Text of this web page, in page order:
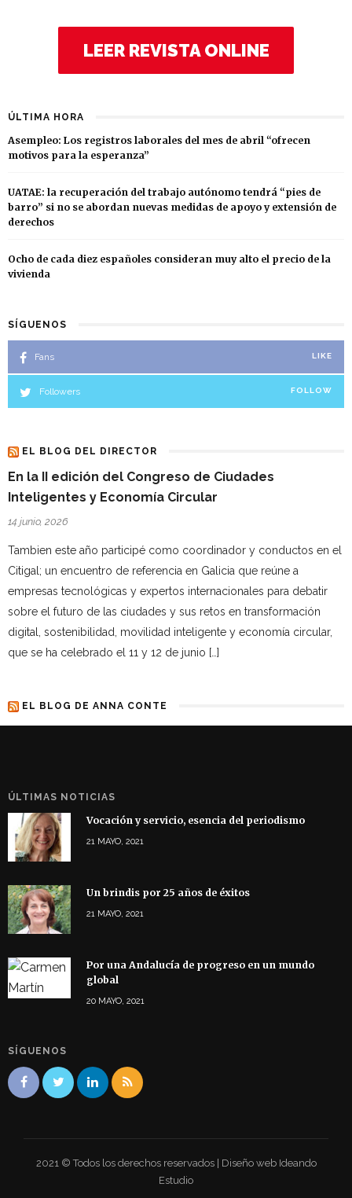
LEER REVISTA ONLINE
ÚLTIMA HORA
Asempleo: Los registros laborales del mes de abril “ofrecen
motivos para la esperanza”
UATAE: la recuperación del trabajo autónomo tendrá “pies de
barro” si no se abordan nuevas medidas de apoyo y extensión de
derechos
Ocho de cada diez españoles consideran muy alto el precio de la
vivienda
SÍGUENOS
Fans LIKE
Followers FOLLOW
EL BLOG DEL DIRECTOR
En la II edición del Congreso de Ciudades
Inteligentes y Economía Circular
14 junio, 2026
Tambien este año participé como coordinador y conductos en el
Citigal; un encuentro de referencia en Galicia que reúne a
empresas tecnológicas y expertos internacionales para debatir
sobre el futuro de las ciudades y sus retos en transformación
digital, sostenibilidad, movilidad inteligente y economía circular,
que se ha celebrado el 11 y 12 de junio […]
EL BLOG DE ANNA CONTE
ÚLTIMAS NOTICIAS
Vocación y servicio, esencia del periodismo
21 MAYO, 2021
Un brindis por 25 años de éxitos
21 MAYO, 2021
Por una Andalucía de progreso en un mundo
global
20 MAYO, 2021
SÍGUENOS
2021 © Todos los derechos reservados | Diseño web Ideando
Estudio